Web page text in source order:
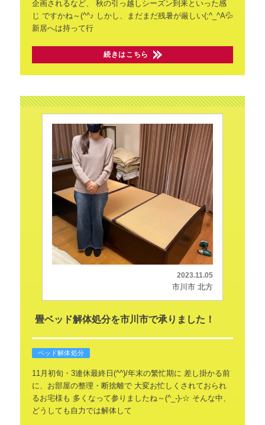
企画されるなど、
秋の引っ越しシーズン到来といった感
じ ですかね～(^^♪ しかし、まだまだ残暑が厳しい(;^_^A💦
新居へは持って行
続きはこちら
2023.11.05
市川市 北方
畳ベッド解体処分を市川市で承りました！
ベッド解体処分
11月初旬・3連休最終日(^^)/年末の繁忙期に 差し掛かる前
に、お部屋の整理・断捨離で大変お忙しくされておられ
るお宅様も 多くなって参りましたね～(^_-)-☆ そんな中、
どうしても自力では解体して